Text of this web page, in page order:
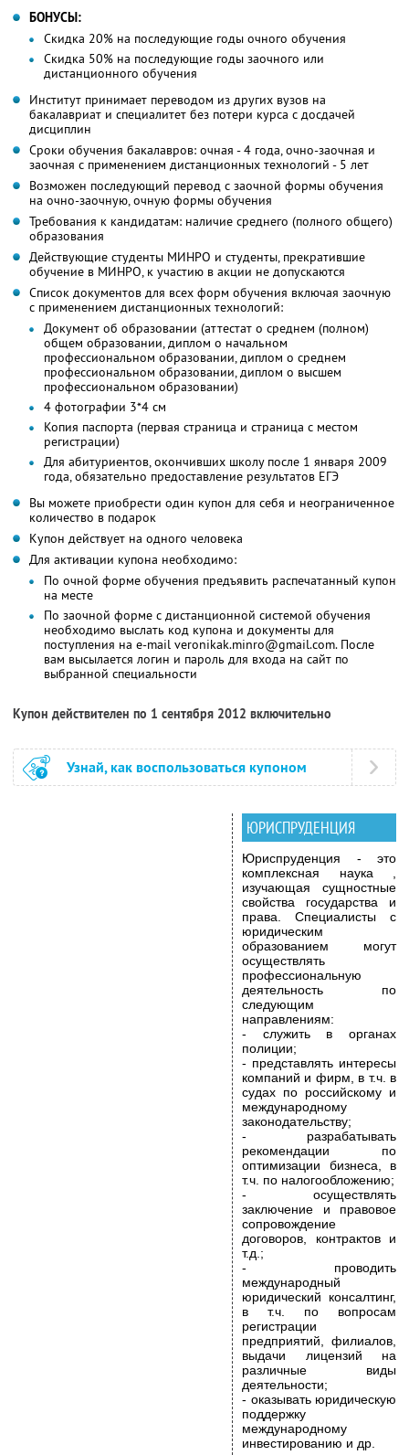
БОНУСЫ:
Скидка 20% на последующие годы очного обучения
Скидка 50% на последующие годы заочного или
дистанционного обучения
Институт принимает переводом из других вузов на
бакалавриат и специалитет без потери курса с досдачей
дисциплин
Сроки обучения бакалавров: очная - 4 года, очно-заочная и
заочная с применением дистанционных технологий - 5 лет
Возможен последующий перевод с заочной формы обучения
на очно-заочную, очную формы обучения
Требования к кандидатам: наличие среднего (полного общего)
образования
Действующие студенты МИНРО и студенты, прекратившие
обучение в МИНРО, к участию в акции не допускаются
Список документов для всех форм обучения включая заочную
с применением дистанционных технологий:
Документ об образовании (аттестат о среднем (полном)
общем образовании, диплом о начальном
профессиональном образовании, диплом о среднем
профессиональном образовании, диплом о высшем
профессиональном образовании)
4 фотографии 3*4 см
Копия паспорта (первая страница и страница с местом
регистрации)
Для абитуриентов, окончивших школу после 1 января 2009
года, обязательно предоставление результатов ЕГЭ
Вы можете приобрести один купон для себя и неограниченное
количество в подарок
Купон действует на одного человека
Для активации купона необходимо:
По очной форме обучения предъявить распечатанный купон
на месте
По заочной форме с дистанционной системой обучения
необходимо выслать код купона и документы для
поступления на e-mail veronikak.minro@gmail.com. После
вам высылается логин и пароль для входа на сайт по
выбранной специальности
Купон действителен по 1 сентября 2012 включительно
Узнай, как воспользоваться купоном
ЮРИСПРУДЕНЦИЯ
Юриспруденция - это
комплексная наука ,
изучающая сущностные
свойства государства и
права. Специалисты с
юридическим
образованием могут
осуществлять
профессиональную
деятельность по
следующим
направлениям:
- служить в органах
полиции;
- представлять интересы
компаний и фирм, в т.ч. в
судах по российскому и
международному
законодательству;
- разрабатывать
рекомендации по
оптимизации бизнеса, в
т.ч. по налогообложению;
- осуществлять
заключение и правовое
сопровождение
договоров, контрактов и
т.д.;
- проводить
международный
юридический консалтинг,
в т.ч. по вопросам
регистрации
предприятий, филиалов,
выдачи лицензий на
различные виды
деятельности;
- оказывать юридическую
поддержку
международному
инвестированию и др.